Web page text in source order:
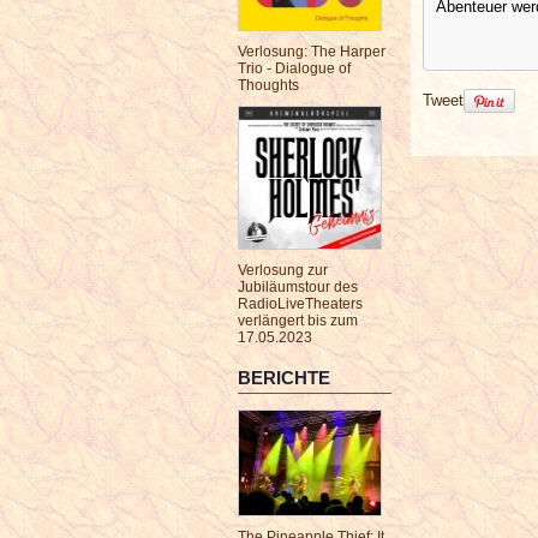
Verlosung: The Harper
Trio - Dialogue of
Thoughts
Verlosung zur
Jubiläumstour des
RadioLiveTheaters
verlängert bis zum
17.05.2023
BERICHTE
Abenteuer
Tweet